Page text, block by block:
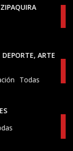
LA FORMACION
DE LA